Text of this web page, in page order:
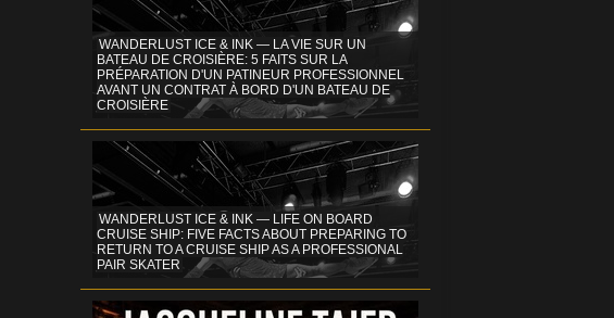
WANDERLUST ICE & INK — LA VIE SUR UN
BATEAU DE CROISIÈRE: 5 FAITS SUR LA
PRÉPARATION D'UN PATINEUR PROFESSIONNEL
AVANT UN CONTRAT À BORD D'UN BATEAU DE
CROISIÈRE
WANDERLUST ICE & INK — LIFE ON BOARD
CRUISE SHIP: FIVE FACTS ABOUT PREPARING TO
RETURN TO A CRUISE SHIP AS A PROFESSIONAL
PAIR SKATER